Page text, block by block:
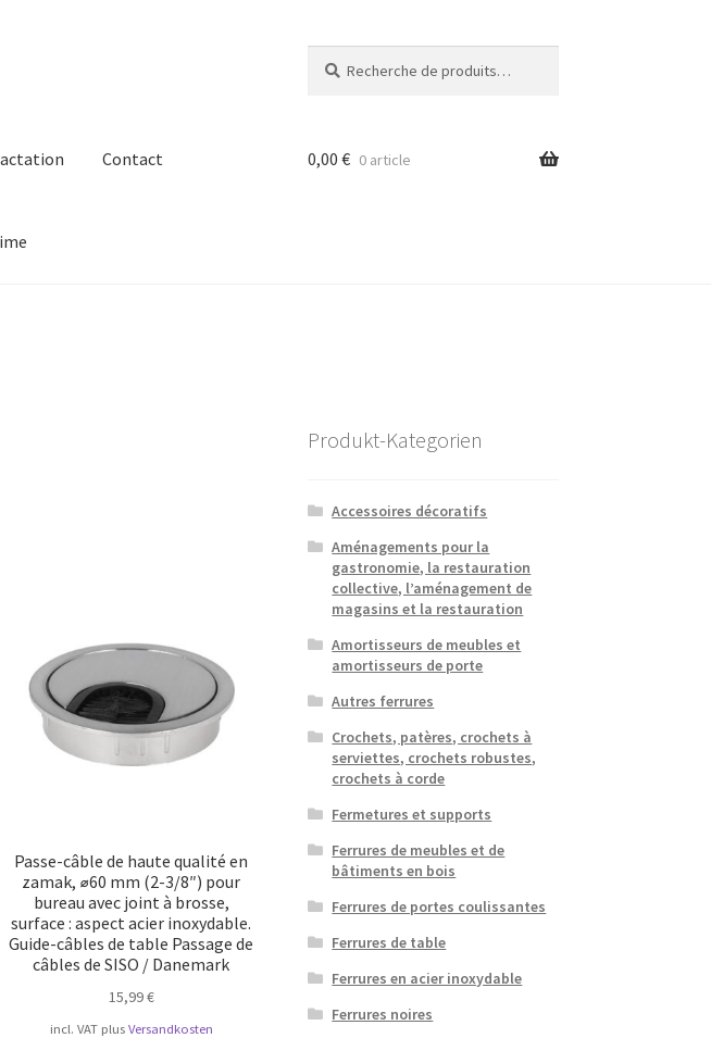
pour :
Contact 0,00 € 0 article
Passe-câble de haute qualité en
zamak, ⌀60 mm (2-3/8″) pour
bureau avec joint à brosse,
surface : aspect acier inoxydable.
Guide-câbles de table Passage de
câbles de SISO / Danemark
15,99€
incl. VAT plus Versandkosten
Produkt-Kategorien
Accessoires décoratifs
Aménagements pour la
gastronomie, la restauration
collective, l’aménagement de
magasins et la restauration
Amortisseurs de meubles et
amortisseurs de porte
Autres ferrures
Crochets, patères, crochets à
serviettes, crochets robustes,
crochets à corde
Fermetures et supports
Ferrures de meubles et de
bâtiments en bois
Ferrures de portes coulissantes
Ferrures de table
Ferrures en acier inoxydable
Ferrures noires